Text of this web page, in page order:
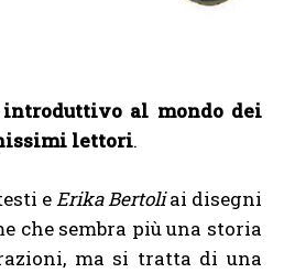
al mondo dei
lettori.
eErika Bertoliai disegni
che sembra più una storia
ma si tratta di una